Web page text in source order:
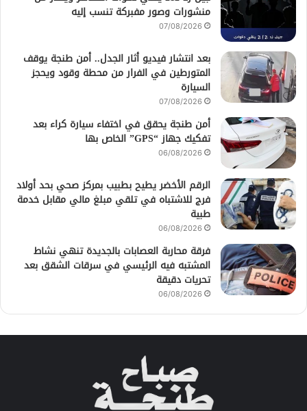
منشورات وصور مفبركة تنسب إليه
07/08/2026
بعد انتشار فيديو أثار الجدل.. أمن طنجة يوقف
المتورطين في الفرار من محطة وقود ويحجز
السيارة
07/08/2026
أمن طنجة يحقق في اختفاء سيارة كراء بعد
تفكيك جهاز “GPS” الخاص بها
06/08/2026
الرقم الأخضر يطيح بطبيب بمركز صحي بحد أولاد
فرج للاشتباه في تلقي مبلغ مالي مقابل خدمة
طبية
06/08/2026
فرقة محاربة العصابات بالجديدة تنهي نشاط
المشتبه فيه الرئيسي في سرقات الشقق بعد
تحريات دقيقة
06/08/2026